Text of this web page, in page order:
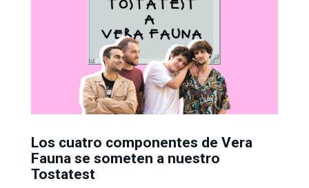
Los cuatro componentes de Vera
Fauna se someten a nuestro
Tostatest